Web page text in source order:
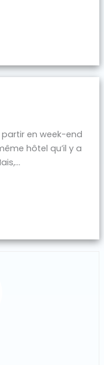
en week-end
hôtel qu’il y a